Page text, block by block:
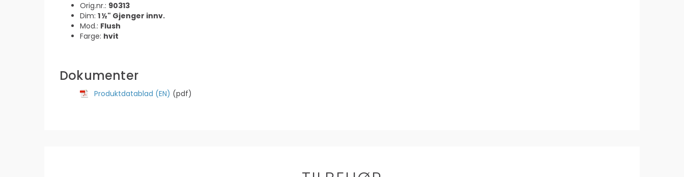
Orig.nr.: 90313
Dim: 1 ½" Gjenger innv.
Mod.: Flush
Farge: hvit
Dokumenter
Produktdatablad (EN) (pdf)